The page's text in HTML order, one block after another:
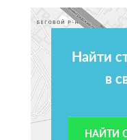
Найти
в
НАЙТИ